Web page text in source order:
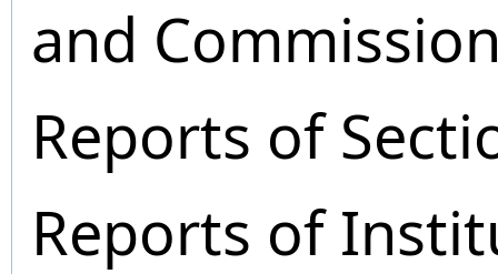
and
Reports of
Reports of